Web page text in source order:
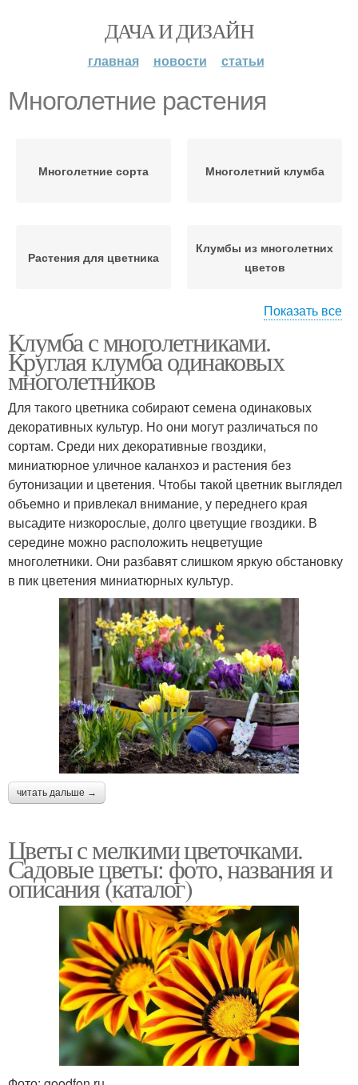
ДАЧА И ДИЗАЙН
главная новости статьи
Многолетние растения
Многолетние сорта Многолетний клумба
Растения для цветника
Клумбы из многолетних
цветов
Подходящие растения Многолетние цветы
Двулетние растения Растения с белыми
Растения с синими
цветками
Шпалеры для
вьющихся растений
Вьющиеся растения Опоры для растений
Растения для
озеленения
Растения для забора
Опор для растений Вьющееся растение
Растение для сада Растения для сада
Шпалеры под
вьющиеся растения
Показать все
Клумба с многолетниками.
Круглая клумба одинаковых
многолетников
Для такого цветника собирают семена одинаковых
декоративных культур. Но они могут различаться по
сортам. Среди них декоративные гвоздики,
миниатюрное уличное каланхоэ и растения без
бутонизации и цветения. Чтобы такой цветник выглядел
объемно и привлекал внимание, у переднего края
высадите низкорослые, долго цветущие гвоздики. В
середине можно расположить нецветущие
многолетники. Они разбавят слишком яркую обстановку
в пик цветения миниатюрных культур.
читать дальше →
Цветы с мелкими цветочками.
Садовые цветы: фото, названия и
описания (каталог)